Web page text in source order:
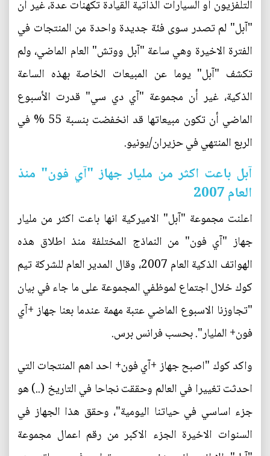
التلفزيون أو السيارات الذاتية القيادة تكهنات عدة، غير أن
"آبل" لم تصدر سوى فئة جديدة واحدة من المنتجات في
الفترة الاخيرة وهي ساعة "آبل ووتش" العام الماضي، ولم
تكشف "آبل" يوما عن المبيعات الخاصة بهذه الساعة
الذكية، غير أن مجموعة "آي دي سي" قدرت الأسبوع
الماضي أن تكون مبيعاتها قد انخفضت بنسبة 55 % في
الربع المنتهي في حزيران/يونيو.
آبل باعت اكثر من مليار جهاز "آي فون" منذ
العام 2007
اعلنت مجموعة "آبل" الاميركية انها باعت اكثر من مليار
جهاز "آي فون" من النماذج المختلفة منذ اطلاق هذه
الهواتف الذكية العام 2007، وقال المدير العام للشركة تيم
كوك خلال اجتماع لموظفي المجموعة على ما جاء في بيان
"تجاوزنا الاسبوع الماضي عتبة مهمة عندما بعنا جهاز +آي
فون+ المليار". بحسب فرانس برس.
واكد كوك "اصبح جهاز +آي فون+ احد اهم المنتجات التي
احدثت تغييرا في العالم وحققت نجاحا في التاريخ (..) هو
جزء اساسي في حياتنا اليومية"، وحقق هذا الجهاز في
السنوات الاخيرة الجزء الاكبر من رقم اعمال مجموعة